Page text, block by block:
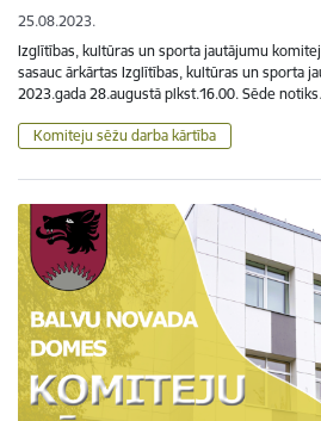
25.08.2023.
Izglītības, kultūras un sporta jautājumu
sasauc ārkārtas Izglītības, kultūras un sporta
2023.gada 28.augustā plkst.16.00. Sēde
Komiteju sēžu darba kārtība